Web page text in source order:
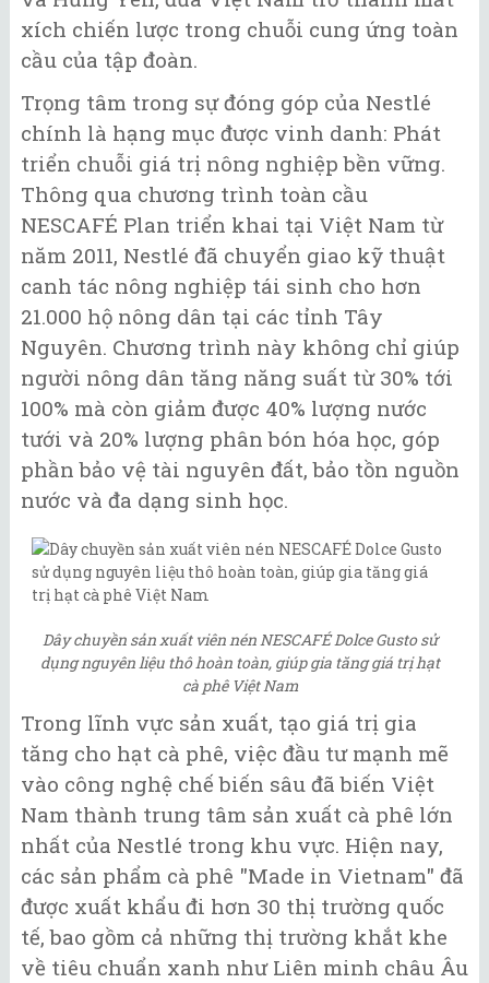
xích chiến lược trong chuỗi cung ứng toàn
cầu của tập đoàn.
Trọng tâm trong sự đóng góp của Nestlé
chính là hạng mục được vinh danh: Phát
triển chuỗi giá trị nông nghiệp bền vững.
Thông qua chương trình toàn cầu
NESCAFÉ Plan triển khai tại Việt Nam từ
năm 2011, Nestlé đã chuyển giao kỹ thuật
canh tác nông nghiệp tái sinh cho hơn
21.000 hộ nông dân tại các tỉnh Tây
Nguyên. Chương trình này không chỉ giúp
người nông dân tăng năng suất từ 30% tới
100% mà còn giảm được 40% lượng nước
tưới và 20% lượng phân bón hóa học, góp
phần bảo vệ tài nguyên đất, bảo tồn nguồn
nước và đa dạng sinh học.
Dây chuyền sản xuất viên nén NESCAFÉ Dolce Gusto sử
dụng nguyên liệu thô hoàn toàn, giúp gia tăng giá trị hạt
cà phê Việt Nam
Trong lĩnh vực sản xuất, tạo giá trị gia
tăng cho hạt cà phê, việc đầu tư mạnh mẽ
vào công nghệ chế biến sâu đã biến Việt
Nam thành trung tâm sản xuất cà phê lớn
nhất của Nestlé trong khu vực. Hiện nay,
các sản phẩm cà phê "Made in Vietnam" đã
được xuất khẩu đi hơn 30 thị trường quốc
tế, bao gồm cả những thị trường khắt khe
về tiêu chuẩn xanh như Liên minh châu Âu